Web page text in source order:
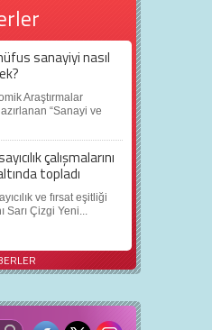
sanayiyi nasıl
Araştırmalar
“Sanayi ve
çalışmalarını
topladı
ve fırsat eşitliği
Sarı Çizgi Yeni...